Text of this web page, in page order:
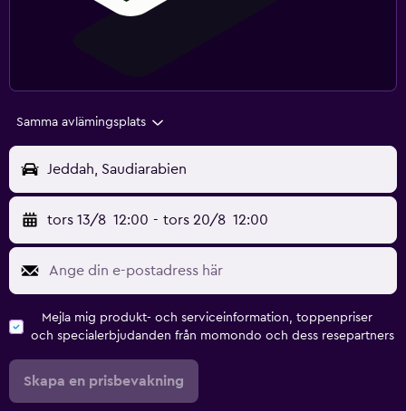
Samma avlämingsplats
Jeddah, Saudiarabien
tors 13/8 12:00 - tors 20/8 12:00
Mejla mig produkt- och serviceinformation, toppenpriser
och specialerbjudanden från momondo och dess resepartners
Skapa en prisbevakning